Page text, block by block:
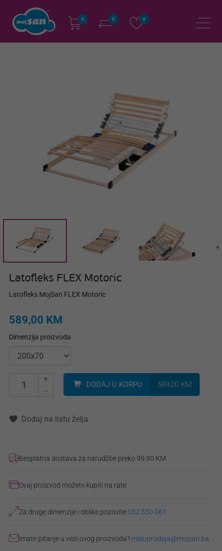
0 0 0
Latofleks FLEX Motoric
Latofleks MojSan FLEX Motoric
589,00 KM
Dimenzija proizvoda
+
-
DODAJ U KORPU 589,00 KM
Dodaj na listu želja
Besplatna dostava za narudžbe preko 99,90 KM
Ovaj proizvod možete kupiti na rate
Za druge dimenzije i oblike pozovite 032 550 061
Imate pitanje u vezi ovog proizvoda? maloprodaja@mojsan.ba